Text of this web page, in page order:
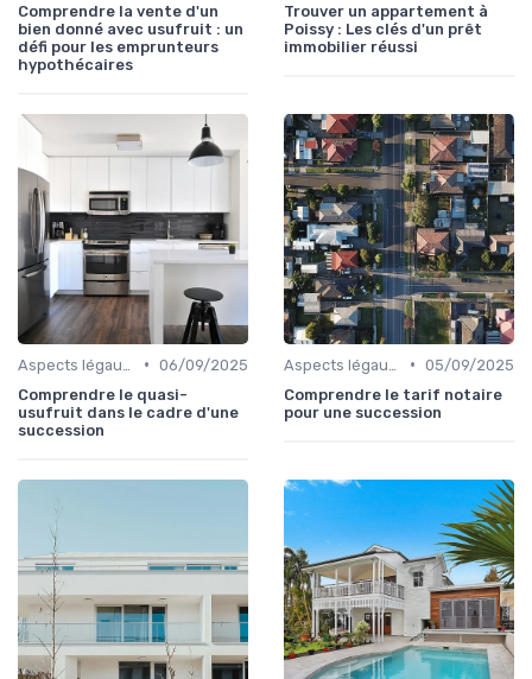
Comprendre la vente d'un
bien donné avec usufruit : un
défi pour les emprunteurs
hypothécaires
Trouver un appartement à
Poissy : Les clés d'un prêt
immobilier réussi
• 06/09/2025
Comprendre le quasi-
usufruit dans le cadre d'une
succession
• 05/09/2025
Comprendre le tarif notaire
pour une succession